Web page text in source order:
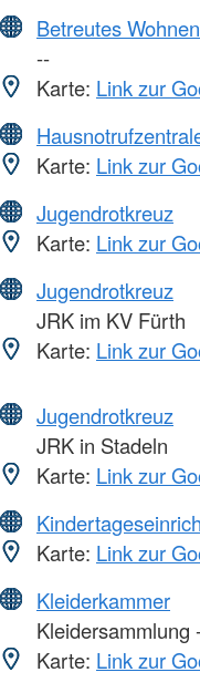
Betreutes Wohnen
--
Karte: Link zur
Karte: Link zur
Jugendrotkreuz
Karte: Link zur
Jugendrotkreuz
JRK im KV Fürth
Karte: Link zur
Jugendrotkreuz
JRK in Stadeln
Karte: Link zur
Karte: Link zur
Kleiderkammer
Kleidersammlung
Karte: Link zur